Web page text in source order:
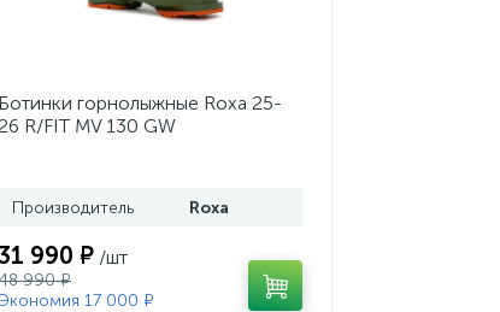
Ботинки горнолыжные Roxa 25-
R/FIT MV 130 GW
Производитель Roxa
990 ₽ /шт
990 ₽
17 000 ₽